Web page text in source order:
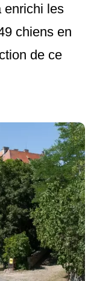
enrichi les
chiens en
de ce